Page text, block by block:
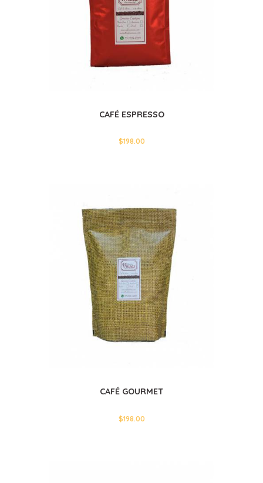
CAFÉ ESPRESSO
$198.00
CAFÉ GOURMET
$198.00